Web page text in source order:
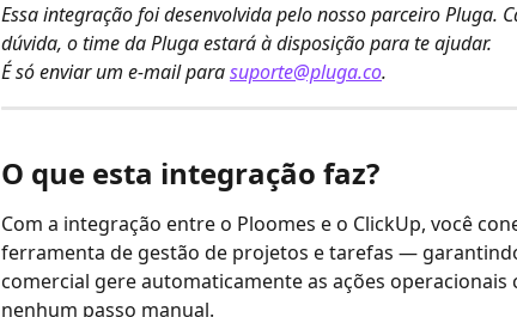
Essa integração foi desenvolvida pelo nosso parceiro Pluga.
dúvida, o time da Pluga estará à disposição para te ajudar.
É só enviar um e-mail para suporte@pluga.co.
O que esta integração faz?
Com a integração entre o Ploomes e o ClickUp, você
ferramenta de gestão de projetos e tarefas —
comercial gere automaticamente as ações operacionais
nenhum passo manual.